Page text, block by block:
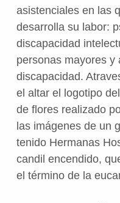
asistenciales en las
desarrolla su labor:
discapacidad
personas mayores y
discapacidad.
el altar el logotipo
de flores realizado
las imágenes de un
tenido Hermanas
candil encendido,
el término de la